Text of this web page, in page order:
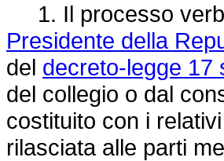
1. Il processo
Presidente della
del decreto-legge 17
del collegio o dal
costituito con i
rilasciata alle parti